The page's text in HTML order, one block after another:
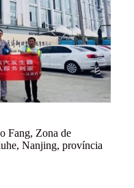
Fang, Zona de
Nanjing, província